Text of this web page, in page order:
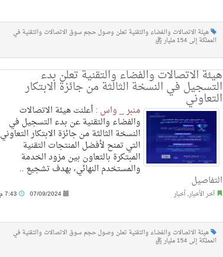
هيئة الاتصالات والفضاء والتقنية تعلن وصول حجم سوق الاتصالات والتقنية في
المملكة إلى 154 مليار ريال
هيئة الاتصالات والفضاء والتقنية تعلن بدء
التسجيل في النسخة الثالثة من جائزة الابتكار
التعاوني
منبر _ واس :أعلنت هيئة الاتصالات
والفضاء والتقنية عن بدء التسجيل في
النسخة الثالثة من جائزة الابتكار التعاوني
التي تمنح لأفضل المنتجات التقنية
المبتكرة بالتعاون بين مزود الخدمة
والمستخدم النهائي، بهدف تشجيع ..
التفاصيل
آخر الأخبار,أخبار 07/09/2024
هيئة الاتصالات والفضاء والتقنية تعلن وصول حجم سوق الاتصالات والتقنية في
المملكة إلى 154 مليار ريال